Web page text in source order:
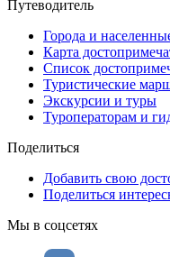
Путеводитель
Города и
Карта
Список
Туристические
Экскурсии и туры
Туроператорам и
Поделиться
Добавить свою
Поделиться
Мы в соцсетях